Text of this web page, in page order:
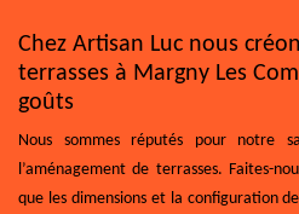
Chez Artisan Luc nous
terrasses à Margny Les
goûts
Nous sommes réputés pour notre
l’aménagement de terrasses. Faites-
que les dimensions et la configuration